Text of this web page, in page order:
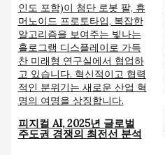
피지컬 AI, 2025년 글로벌
주도권 경쟁의 최전선 분석